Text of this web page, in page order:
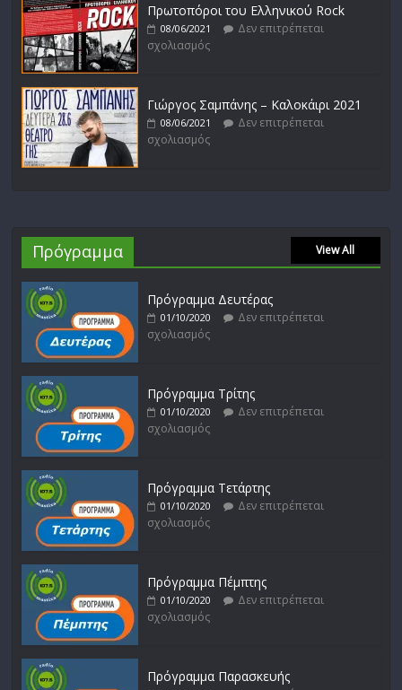
Πρωτοπόροι του Ελληνικού Rock
08/06/2021
Δεν επιτρέπεται
σχολιασμός
Γιώργος Σαμπάνης – Καλοκάιρι 2021
08/06/2021
Δεν επιτρέπεται
σχολιασμός
Πρόγραμμα View All
Πρόγραμμα Δευτέρας
01/10/2020
Δεν επιτρέπεται
σχολιασμός
Πρόγραμμα Τρίτης
01/10/2020
Δεν επιτρέπεται
σχολιασμός
Πρόγραμμα Τετάρτης
01/10/2020
Δεν επιτρέπεται
σχολιασμός
Πρόγραμμα Πέμπτης
01/10/2020
Δεν επιτρέπεται
σχολιασμός
Πρόγραμμα Παρασκευής